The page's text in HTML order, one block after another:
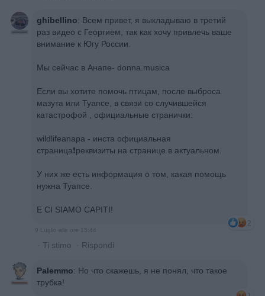
ghibellino: Всем привет, я выкладываю в третий
раз видео с Георгием, так как хочу привлечь ваше
внимание к Югу России.
Мы сейчас в Анапе- donna.musica
Если вы хотите помочь птицам, после выброса
мазута или Туапсе, в связи со случившейся
катастрофой , официальные странички:
wildlifeanapa - инста официальная
страница❗️реквизиты на странице в актуальном.
У них же есть информация о том, какая помощь
нужна Туапсе.
E CI SIAMO CAPITI!
2
9 Luglio alle ore 15:44
· Ti stimo · Rispondi
Palemmo: Но что скажешь, я не понял, что такое
трубка!